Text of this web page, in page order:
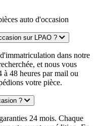
auto d'occasion
sur LPAO ?
dans notre
et nous vous
à 48 heures par mail ou
votre pièce.
?
24 mois. Chaque